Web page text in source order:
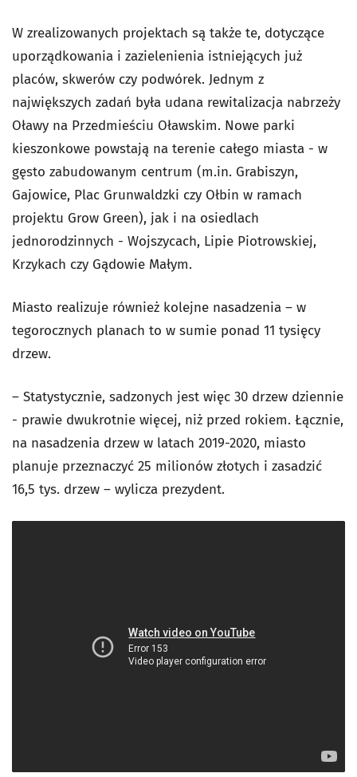
W zrealizowanych projektach są także te, dotyczące
uporządkowania i zazielenienia istniejących już
placów, skwerów czy podwórek. Jednym z
największych zadań była udana rewitalizacja nabrzeży
Oławy na Przedmieściu Oławskim. Nowe parki
kieszonkowe powstają na terenie całego miasta - w
gęsto zabudowanym centrum (m.in. Grabiszyn,
Gajowice, Plac Grunwaldzki czy Ołbin w ramach
projektu Grow Green), jak i na osiedlach
jednorodzinnych - Wojszycach, Lipie Piotrowskiej,
Krzykach czy Gądowie Małym.
Miasto realizuje również kolejne nasadzenia – w
tegorocznych planach to w sumie ponad 11 tysięcy
drzew.
– Statystycznie, sadzonych jest więc 30 drzew dziennie
- prawie dwukrotnie więcej, niż przed rokiem. Łącznie,
na nasadzenia drzew w latach 2019-2020, miasto
planuje przeznaczyć 25 milionów złotych i zasadzić
16,5 tys. drzew – wylicza prezydent.